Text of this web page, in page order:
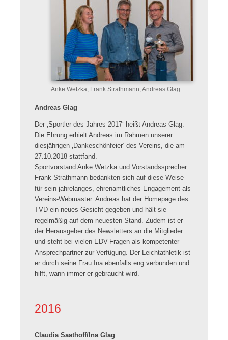
Anke Wetzka, Frank Strathmann, Andreas Glag
Andreas Glag
Der ‚Sportler des Jahres 2017‘ heißt Andreas Glag.
Die Ehrung erhielt Andreas im Rahmen unserer
diesjährigen ‚Dankeschönfeier‘ des Vereins, die am
27.10.2018 stattfand.
Sportvorstand Anke Wetzka und Vorstandssprecher
Frank Strathmann bedankten sich auf diese Weise
für sein jahrelanges, ehrenamtliches Engagement als
Vereins-Webmaster. Andreas hat der Homepage des
TVD ein neues Gesicht gegeben und hält sie
regelmäßig auf dem neuesten Stand. Zudem ist er
der Herausgeber des Newsletters an die Mitglieder
und steht bei vielen EDV-Fragen als kompetenter
Ansprechpartner zur Verfügung. Der Leichtathletik ist
er durch seine Frau Ina ebenfalls eng verbunden und
hilft, wann immer er gebraucht wird.
2016
Claudia Saathoff/Ina Glag